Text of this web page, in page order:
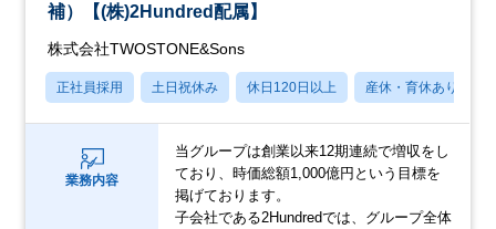
補）【(株)2Hundred配属】
株式会社TWOSTONE&Sons
正社員採用 土日祝休み 休日120日以上 産休・育休あり
業務内容
当グループは創業以来12期連続で増収をし
ており、時価総額1,000億円という目標を
掲げております。
子会社である2Hundredでは、グループ全体